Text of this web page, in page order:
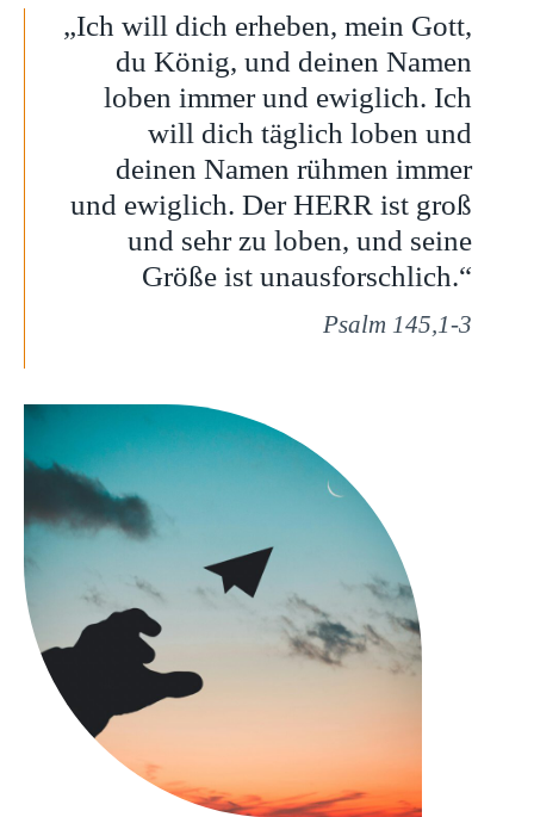
„Ich will dich erheben, mein Gott,
du König, und deinen Namen
loben immer und ewiglich. Ich
will dich täglich loben und
deinen Namen rühmen immer
und ewiglich. Der HERR ist groß
und sehr zu loben, und seine
Größe ist unausforschlich.“
Psalm 145,1-3